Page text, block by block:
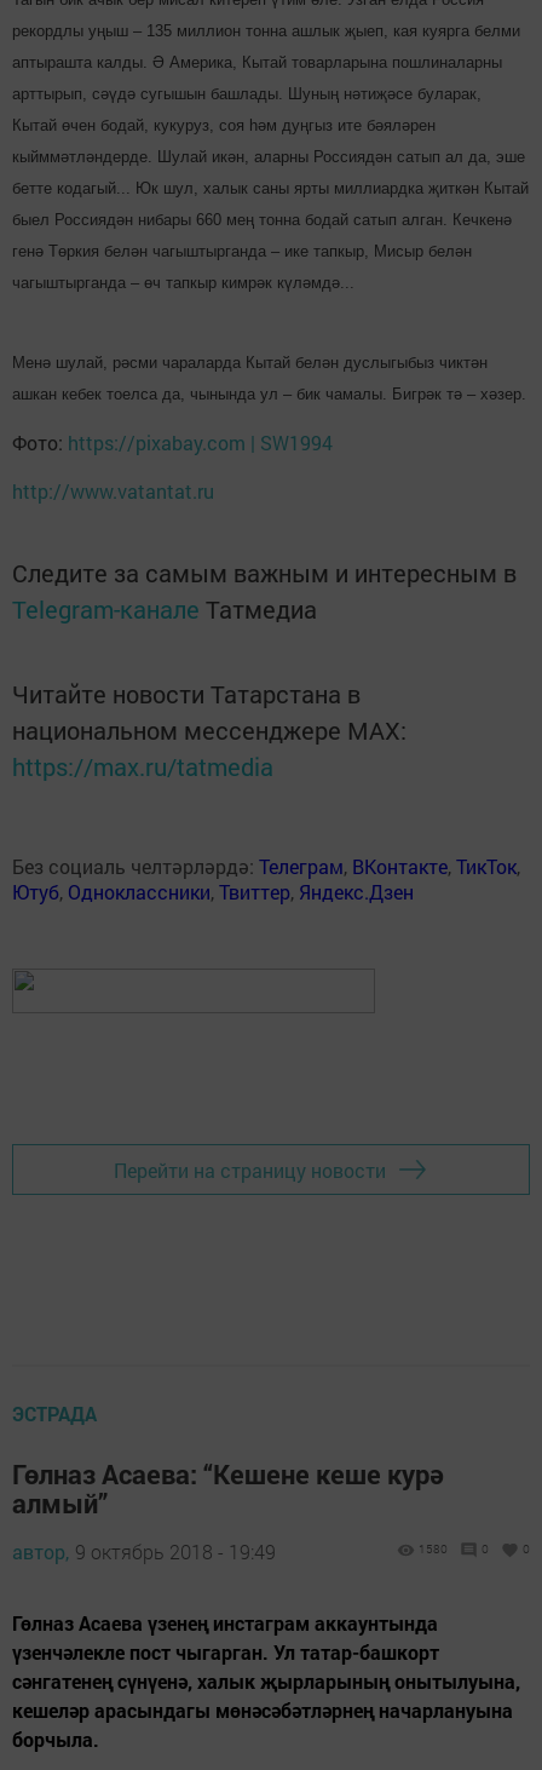
рекордлы уңыш – 135 миллион тонна ашлык җыеп, кая куярга белми
аптырашта калды. Ә Америка, Кытай товарларына пошлиналарны
арттырып, сәүдә сугышын башлады. Шуның нәтиҗәсе буларак,
Кытай өчен бодай, кукуруз, соя һәм дуңгыз ите бәяләрен
кыйммәтләндерде. Шулай икән, аларны Россия­дән сатып ал да, эше
бетте кодагый... Юк шул, халык саны ярты миллиардка җиткән Кытай
быел Россиядән нибары 660 мең тонна бодай сатып алган. Кечкенә
генә Төркия белән чагыштырганда – ике тапкыр, Мисыр белән
чагыштырганда – өч тапкыр кимрәк күләмдә...
Менә шулай, рәсми чараларда Кытай белән дуслыгыбыз чиктән
ашкан кебек тоелса да, чынында ул – бик чамалы. Бигрәк тә – хәзер.
Фото: https://pixabay.com | SW1994
http://www.vatantat.ru
Следите за самым важным и интересным в
Telegram-канале Татмедиа
Читайте новости Татарстана в
национальном мессенджере MАХ:
https://max.ru/tatmedia
Без социаль челтәрләрдә: Телеграм, ВКонтакте,ТикТок,
Ютуб, Одноклассники,Твиттер, Яндекс.Дзен
Перейти на страницу новости
ЭСТРАДА
Гөлназ Асаева: “Кешене кеше курә
алмый”
автор, 9 октябрь 2018 - 19:49 1580 0 0
Гөлназ Асаева үзенең инстаграм аккаунтында
үзенчәлекле пост чыгарган. Ул татар-башкорт
сәнгатенең сүнүенә, халык җырларының онытылуына,
кешеләр арасындагы мөнәсәбәтләрнең начарлануына
борчыла.